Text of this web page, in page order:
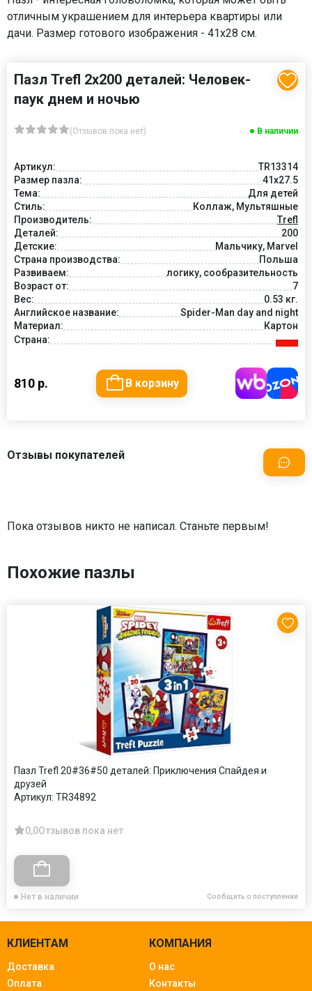
отличным украшением для интерьера квартиры или
дачи. Размер готового изображения - 41х28 см.
Пазл Trefl 2х200 деталей: Человек-
паук днем и ночью
(Отзывов пока нет) В наличии
Артикул:
TR13314
Размер пазла:
41x27.5
Тема:
Для детей
Стиль:
Коллаж, Мультяшные
Производитель:
Trefl
Деталей:
200
Детские:
Мальчику, Marvel
Страна производства:
Польша
Развиваем:
логику, сообразительность
Возраст от:
7
Вес:
0.53 кг.
Английское название:
Spider-Man day and night
Материал:
Картон
Страна:
810 р. В корзину
Отзывы покупателей
Пока отзывов никто не написал. Станьте первым!
Похожие пазлы
Пазл Trefl 20#36#50 деталей: Приключения Спайдея и
друзей
Артикул: TR34892
0,0Отзывов пока нет
Нет в наличии Сообщить о поступлении
КЛИЕНТАМ
Доставка
Оплата
КОМПАНИЯ
О нас
Контакты